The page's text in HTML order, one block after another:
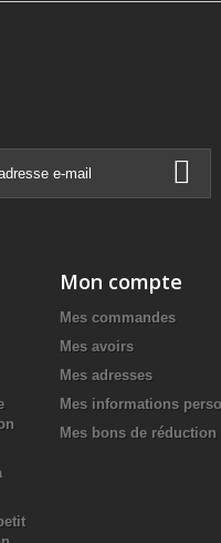
Mon compte
Mes commandes
Mes avoirs
Mes adresses
Mes informations
Mes bons de réduction